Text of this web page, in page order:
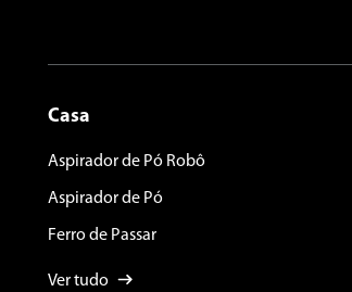
Casa
Aspirador de Pó Robô
Aspirador de Pó
Ferro de Passar
Ver tudo